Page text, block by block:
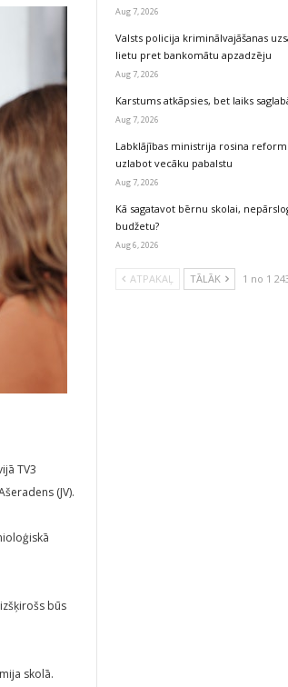
TV3
(JV).
būs
skolā.
Aug 7, 2026
Valsts policija kriminālvajāšanas
lietu pret bankomātu apzadzēju
Aug 7, 2026
Karstums atkāpsies, bet laiks
Aug 7, 2026
Labklājības ministrija rosina
uzlabot vecāku pabalstu
Aug 7, 2026
Kā sagatavot bērnu skolai,
budžetu?
Aug 6, 2026
ATPAKAĻ TĀLĀK 1 no 1